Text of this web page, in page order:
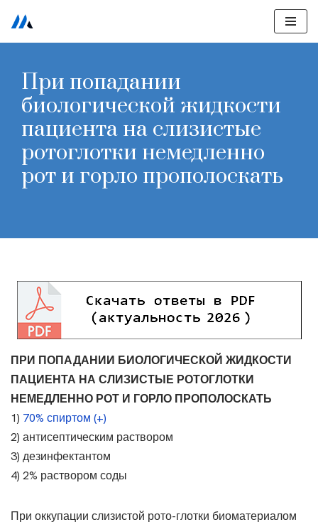
Перейти
содержимому
При попадании
биологической жидкости
пациента на слизистые
ротоглотки немедленно
рот и горло прополоскать
ПРИ ПОПАДАНИИ БИОЛОГИЧЕСКОЙ ЖИДКОСТИ
ПАЦИЕНТА НА СЛИЗИСТЫЕ РОТОГЛОТКИ
НЕМЕДЛЕННО РОТ И ГОРЛО ПРОПОЛОСКАТЬ
1) 70% спиртом (+)
2) антисептическим раствором
3) дезинфектантом
4) 2% раствором соды
При оккупации слизистой рото-глотки биоматериалом